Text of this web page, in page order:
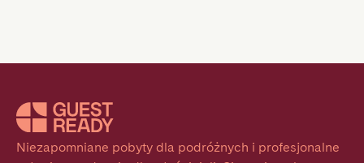
Niezapomniane pobyty dla podróżnych i profesjonalne